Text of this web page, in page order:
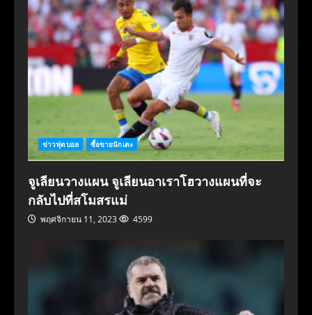
ข่าวฟุตบอล ซื้อขายนักเตะ
จูเลียนวางแผน จูเลียนอาเราโฮวางแผนที่จะ
กลับไปที่สโมสรแม่
พฤศจิกายน 11, 2023 4599